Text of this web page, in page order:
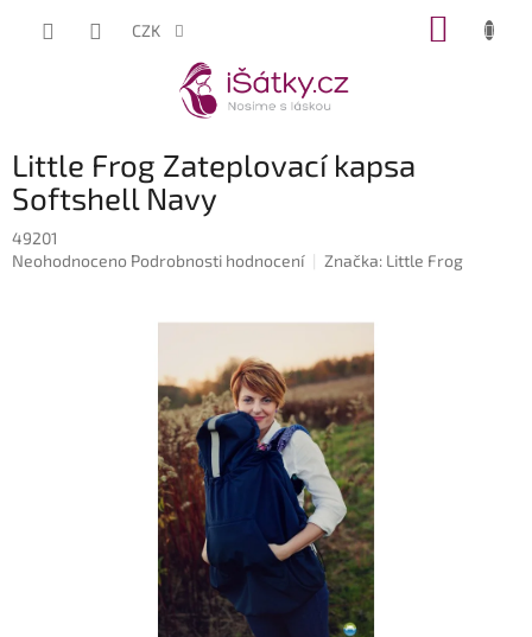
CZK
Little Frog Zateplovací kapsa
Softshell Navy
49201
Průměrné
Neohodnoceno Podrobnosti hodnocení Značka: Little Frog